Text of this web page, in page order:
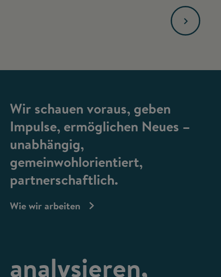
Wir schauen voraus, geben
Impulse, ermöglichen Neues –
unabhängig,
gemeinwohlorientiert,
partnerschaftlich.
Wie wir arbeiten
analysieren,